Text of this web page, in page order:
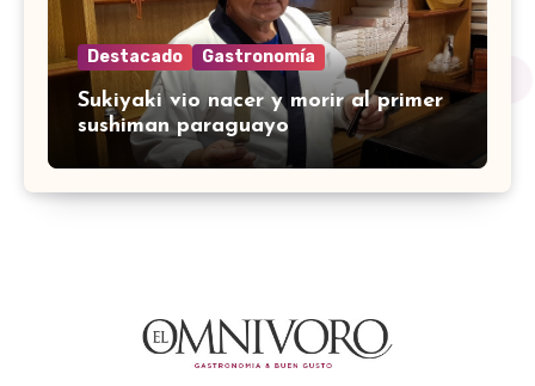
Destacado Gastronomía
Sukiyaki vio nacer y morir al primer
sushiman paraguayo